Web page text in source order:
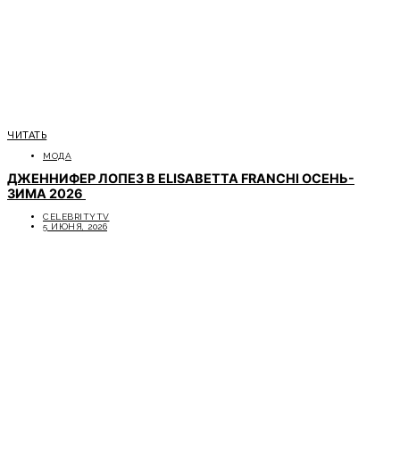
ЧИТАТЬ
МОДА
ДЖЕННИФЕР ЛОПЕЗ В ELISABETTA FRANCHI ОСЕНЬ-
ЗИМА 2026
CELEBRITYTV
5 ИЮНЯ, 2026